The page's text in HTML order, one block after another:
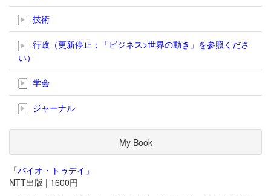
技術
行政（更新停止；「ビジネス>世界の動き」を参照くださ
い）
学会
ジャーナル
My Book
「バイオ・トゥデイ」
NTT出版 | 1600円